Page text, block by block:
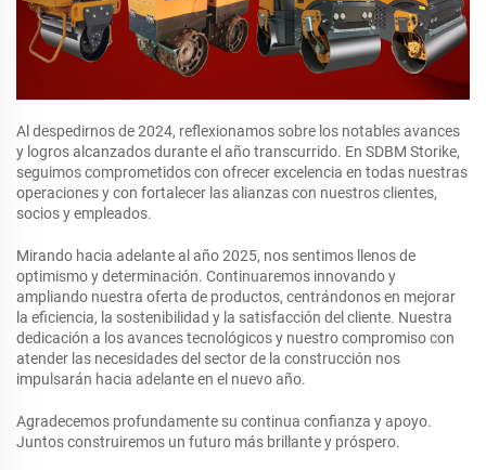
Al despedirnos de 2024, reflexionamos sobre los notables avances
y logros alcanzados durante el año transcurrido. En SDBM Storike,
seguimos comprometidos con ofrecer excelencia en todas nuestras
operaciones y con fortalecer las alianzas con nuestros clientes,
socios y empleados.
Mirando hacia adelante al año 2025, nos sentimos llenos de
optimismo y determinación. Continuaremos innovando y
ampliando nuestra oferta de productos, centrándonos en mejorar
la eficiencia, la sostenibilidad y la satisfacción del cliente. Nuestra
dedicación a los avances tecnológicos y nuestro compromiso con
atender las necesidades del sector de la construcción nos
impulsarán hacia adelante en el nuevo año.
Agradecemos profundamente su continua confianza y apoyo.
Juntos construiremos un futuro más brillante y próspero.